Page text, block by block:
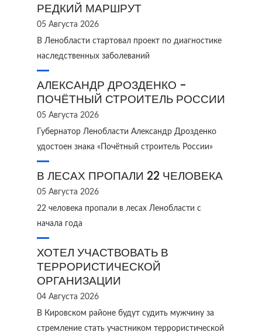
РЕДКИЙ МАРШРУТ
05 Августа 2026
В Ленобласти стартовал проект по диагностике
наследственных заболеваний
АЛЕКСАНДР ДРОЗДЕНКО -
ПОЧЁТНЫЙ СТРОИТЕЛЬ РОССИИ
05 Августа 2026
Губернатор Ленобласти Александр Дрозденко
удостоен знака «Почётный строитель России»
В ЛЕСАХ ПРОПАЛИ 22 ЧЕЛОВЕКА
05 Августа 2026
22 человека пропали в лесах Ленобласти с
начала года
ХОТЕЛ УЧАСТВОВАТЬ В
ТЕРРОРИСТИЧЕСКОЙ
ОРГАНИЗАЦИИ
04 Августа 2026
В Кировском районе будут судить мужчину за
стремление стать участником террористической